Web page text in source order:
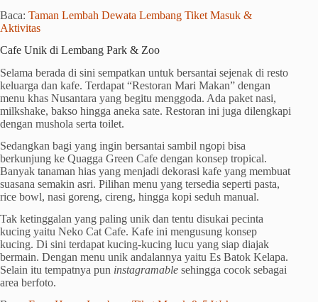
Baca: Taman Lembah Dewata Lembang Tiket Masuk &
Aktivitas
Cafe Unik di Lembang Park & Zoo
Selama berada di sini sempatkan untuk bersantai sejenak di resto
keluarga dan kafe. Terdapat “Restoran Mari Makan” dengan
menu khas Nusantara yang begitu menggoda. Ada paket nasi,
milkshake, bakso hingga aneka sate. Restoran ini juga dilengkapi
dengan mushola serta toilet.
Sedangkan bagi yang ingin bersantai sambil ngopi bisa
berkunjung ke Quagga Green Cafe dengan konsep tropical.
Banyak tanaman hias yang menjadi dekorasi kafe yang membuat
suasana semakin asri. Pilihan menu yang tersedia seperti pasta,
rice bowl, nasi goreng, cireng, hingga kopi seduh manual.
Tak ketinggalan yang paling unik dan tentu disukai pecinta
kucing yaitu Neko Cat Cafe. Kafe ini mengusung konsep
kucing. Di sini terdapat kucing-kucing lucu yang siap diajak
bermain. Dengan menu unik andalannya yaitu Es Batok Kelapa.
Selain itu tempatnya pun instagramable sehingga cocok sebagai
area berfoto.